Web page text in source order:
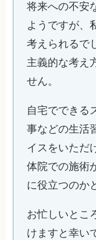
将来への不安
ようですが、
考えられるで
主義的な考え
せん。
自宅でできる
事などの生活
イスをいただ
体院での施術
に役立つのか
お忙しいとこ
けますと幸い